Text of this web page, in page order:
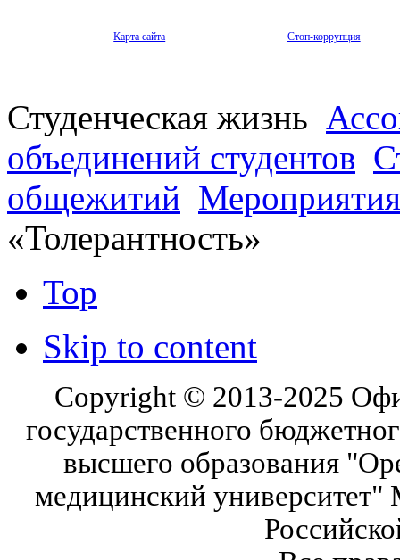
Карта сайта Стоп-коррупция
Студенческая жизнь
объединений студентов
общежитий Мероприятия
«Толерантность»
Top
Skip to content
Copyright © 2013-2025
государственного
высшего образования
медицинский университет"